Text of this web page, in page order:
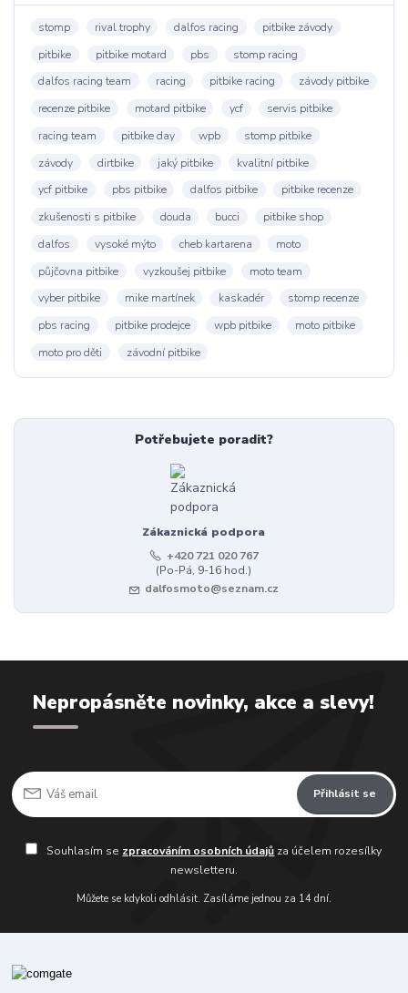
stomp rival trophy dalfos racing
pitbike závody
pitbike
pitbike motard pbs
stomp racing
dalfos racing team
racing pitbike racing
závody pitbike
recenze pitbike
motard pitbike ycf
servis pitbike
racing team
pitbike day wpb
stomp pitbike
závody
dirtbike jaký pitbike
kvalitní pitbike
ycf pitbike
pbs pitbike dalfos pitbike
pitbike recenze
zkušenosti s pitbike
douda bucci
pitbike shop
dalfos
vysoké mýto cheb kartarena
moto
půjčovna pitbike
vyzkoušej pitbike
moto team
vyber pitbike
mike martínek kaskadér
stomp recenze
pbs racing
pitbike prodejce wpb pitbike
moto pitbike
moto pro děti
závodní pitbike
Potřebujete poradit?
Zákaznická podpora
+420 721 020 767
(Po-Pá, 9-16 hod.)
dalfosmoto@seznam.cz
Nepropásněte novinky, akce a slevy!
Přihlásit se
Souhlasím se zpracováním osobních údajů za účelem rozesílky
newsletteru.
Můžete se kdykoli odhlásit. Zasíláme jednou za 14 dní.